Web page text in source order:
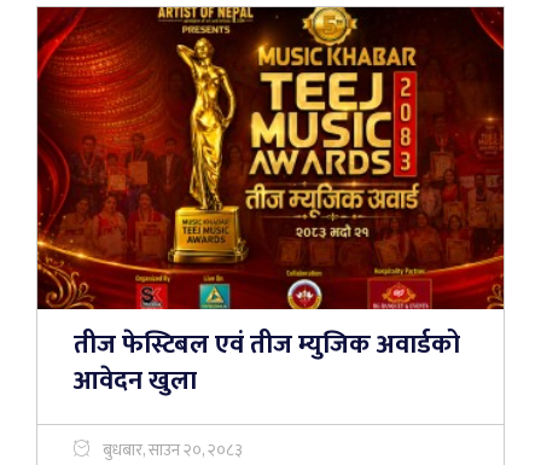
तीज फेस्टिबल एवं तीज म्युजिक अवार्डको
आवेदन खुला
बुधबार, साउन २०, २०८३